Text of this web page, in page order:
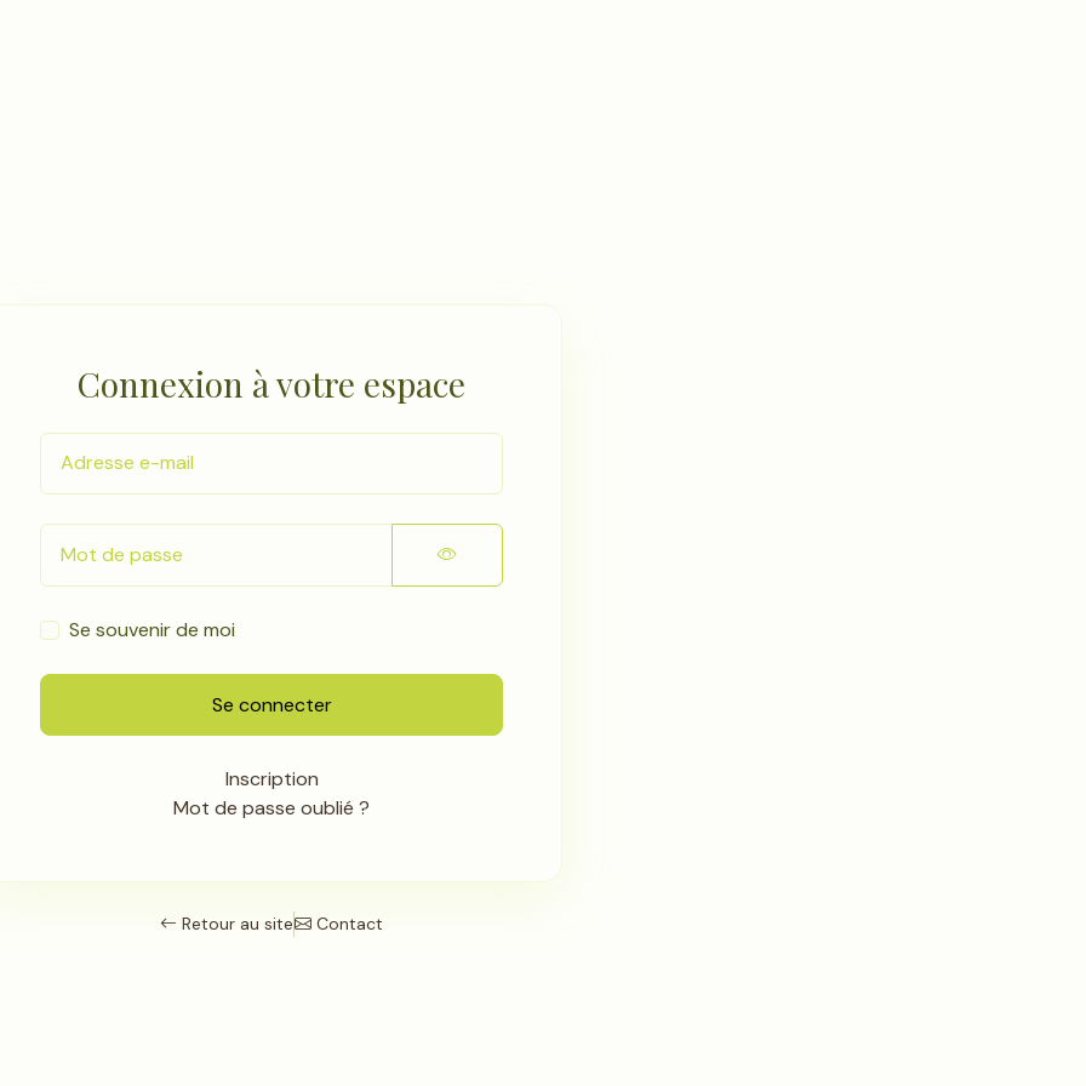
Connexion à votre espace
Adresse e-mail
Mot de passe
Se souvenir de moi
Se connecter
Inscription
Mot de passe oublié ?
Retour au site Contact